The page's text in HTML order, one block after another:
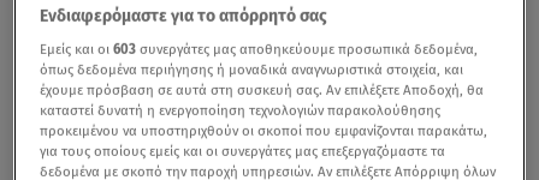
Ενδιαφερόμαστε για το απόρρητό σας
Εμείς και οι603 συνεργάτες μας αποθηκεύουμε προσωπικά δεδομένα,
όπως δεδομένα περιήγησης ή μοναδικά αναγνωριστικά στοιχεία, και
έχουμε πρόσβαση σε αυτά στη συσκευή σας. Αν επιλέξετε Αποδοχή, θα
καταστεί δυνατή η ενεργοποίηση τεχνολογιών παρακολούθησης
προκειμένου να υποστηριχθούν οι σκοποί που εμφανίζονται παρακάτω,
για τους οποίους εμείς και οι συνεργάτες μας επεξεργαζόμαστε τα
δεδομένα με σκοπό την παροχή υπηρεσιών. Αν επιλέξετε Απόρριψη όλων